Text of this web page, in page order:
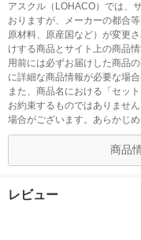
アスクル（LOHACO）では、
おりますが、メーカーの都合
原材料、原産国など）が変更
けする商品とサイト上の商品
用前には必ずお届けした商品
に詳細な商品情報が必要な場
また、商品名における「セッ
お約束するものではありませ
場合がございます。あらかじめ
商品
レビュー